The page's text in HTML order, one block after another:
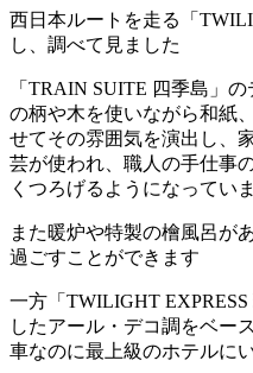
西日本ルートを走る「
し、調べて見ました
「 TRAIN SUITE 四季島」
の柄や木を使いながら和紙
せてその雰囲気を演出し、
芸が使われ、職人の手仕事
くつろげるようになっていま
また暖炉や特製の檜風呂が
過ごすことができます
一方「 TWILIGHT EXPRESS
したアール・デコ調をベー
車なのに最上級のホテルに